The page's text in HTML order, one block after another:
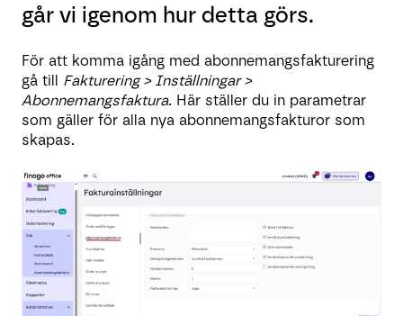
går vi igenom hur detta görs.
För att komma igång med abonnemangsfakturering
gå till Fakturering > Inställningar >
Abonnemangsfaktura. Här ställer du in parametrar
som gäller för alla nya abonnemangsfakturor som
skapas.